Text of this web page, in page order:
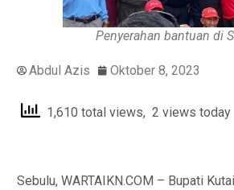
Penyerahan bantuan di
Abdul Azis Oktober 8, 2023
1,610 total views, 2 views today
Sebulu, WARTAIKN.COM – Bupati